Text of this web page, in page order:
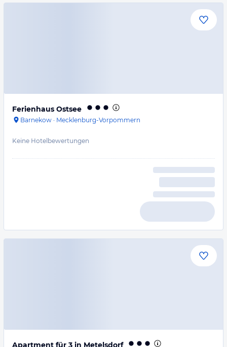
Ferienhaus Ostsee
Barnekow · Mecklenburg-Vorpommern
Keine Hotelbewertungen
Apartment für 3 in Metelsdorf